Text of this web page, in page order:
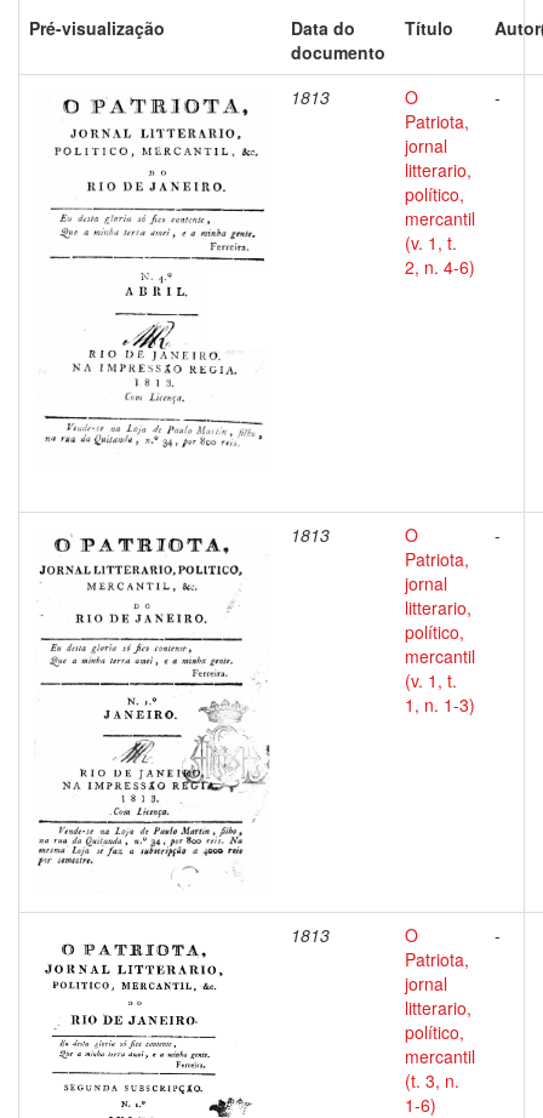
Pré-visualização
Data do
documento
Título
1813
O
Patriota,
jornal
litterario,
político,
mercantil
(v. 1, t.
2, n. 4-6)
-
1813
O
Patriota,
jornal
litterario,
político,
mercantil
(v. 1, t.
1, n. 1-3)
-
1813
O
Patriota,
jornal
litterario,
político,
mercantil
(t. 3, n.
1-6)
-